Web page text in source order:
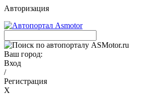
Авторизация
Ваш город:
Вход
/
Регистрация
X